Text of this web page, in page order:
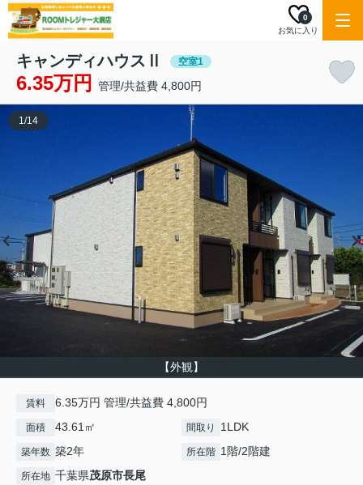
お気に入り
0
キャンディハウスⅡ 空室1
6.35万円 管理/共益費 4,800円
【外観】
1/14
賃料 6.35万円 管理/共益費 4,800円
面積 43.61㎡ 間取り 1LDK
築年数 築2年 所在階 1階/2階建
所在地 千葉県茂原市長尾